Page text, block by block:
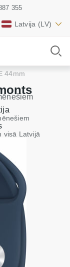
Latvija (LV)
355
44mm
visā Latvijā